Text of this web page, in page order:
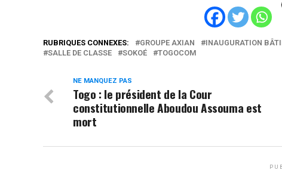
RUBRIQUES CONNEXES: GROUPE AXIAN INAUGURATION
SALLE DE CLASSE
SOKOÉ TOGOCOM
NE MANQUEZ PAS
Togo : le président de la Cour
constitutionnelle Aboudou Assouma est
mort